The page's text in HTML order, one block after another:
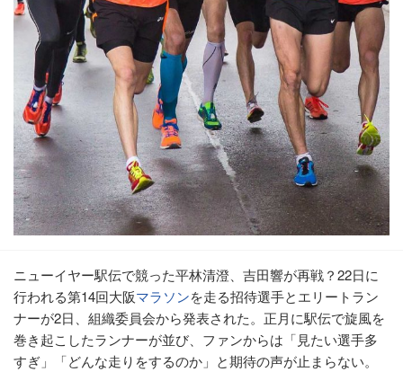
ニューイヤー駅伝で競った平林清澄、吉田響が再戦？22日に
行われる第14回大阪マラソンを走る招待選手とエリートラン
ナーが2日、組織委員会から発表された。正月に駅伝で旋風を
巻き起こしたランナーが並び、ファンからは「見たい選手多
すぎ」「どんな走りをするのか」と期待の声が止まらない。